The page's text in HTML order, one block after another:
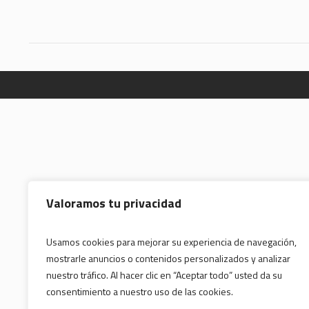
Valoramos tu privacidad
Usamos cookies para mejorar su experiencia de navegación,
mostrarle anuncios o contenidos personalizados y analizar
nuestro tráfico. Al hacer clic en “Aceptar todo” usted da su
consentimiento a nuestro uso de las cookies.